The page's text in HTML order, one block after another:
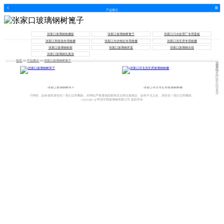
产品展示
张家口玻璃钢格栅板 张家口玻璃钢树篦子 张家口污水处理厂专用盖板
张家口养殖场专用格栅 张家口光伏电站专用格栅 张家口洗车房专用格栅
张家口玻璃钢标桩 张家口玻璃钢井盖 张家口玻璃钢水箱
张家口玻璃钢化粪池
首页 >> 产品展示 >>张家口玻璃钢树篦子
张家口玻璃钢树箅子 张家口河北洗车房玻璃钢格栅
法
律
声
明
本
网
站
部
分
内
容
来
源
于网络，如有侵权请告知！我们立即删除；本网站严格遵循国家相关法律法规规定，如有不当之处，请告知！我们立即删除。
copyright @枣强宇阔玻璃钢有限公司 版权所有